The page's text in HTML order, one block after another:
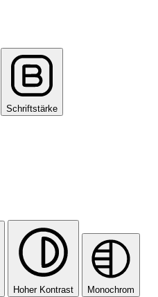
Schriftstärke
Hoher Kontrast Monochrom